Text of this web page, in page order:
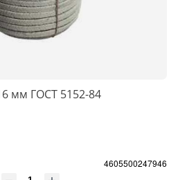
мм ГОСТ 5152-84
4605500247946